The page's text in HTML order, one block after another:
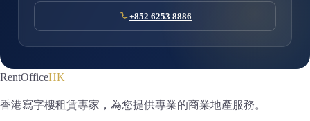
+852 6253 8886
RentOfficeHK
香港寫字樓租賃專家，為您提供專業的商業地產服務。